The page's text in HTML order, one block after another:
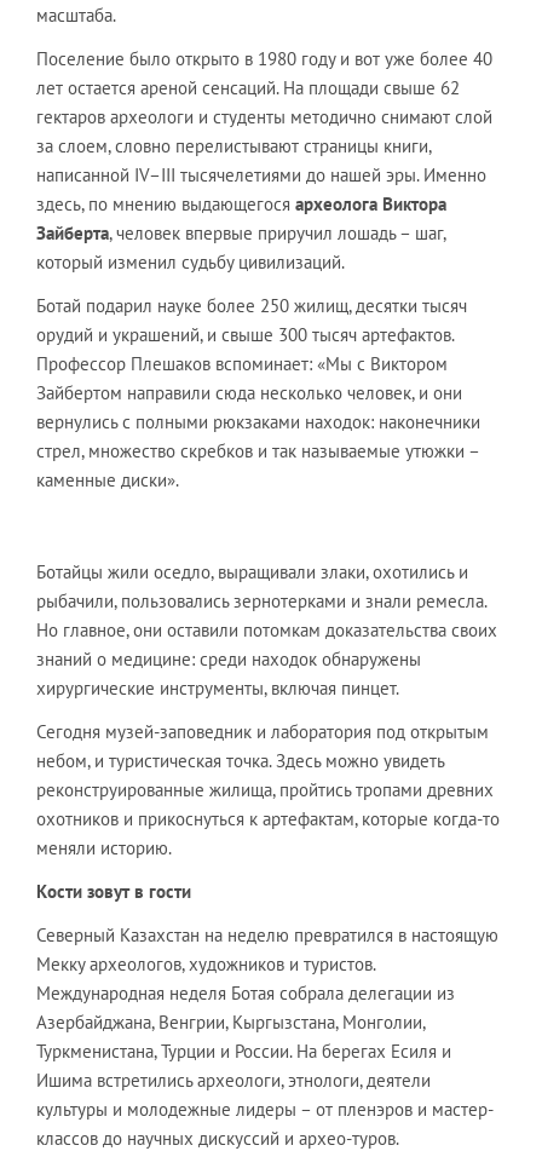
масштаба.
Поселение было открыто в 1980 году и вот уже более 40
лет остается ареной сенсаций. На площади свыше 62
гектаров археологи и студенты методично снимают слой
за слоем, словно перелистывают страницы книги,
написанной IV–III тысячелетиями до нашей эры. Именно
здесь, по мнению выдающегося археолога Виктора
Зайберта, человек впервые приручил лошадь – шаг,
который изменил судьбу цивилизаций.
Ботай подарил науке более 250 жилищ, десятки тысяч
орудий и украшений, и свыше 300 тысяч артефактов.
Профессор Плешаков вспоминает: «Мы с Виктором
Зайбертом направили сюда несколько человек, и они
вернулись с полными рюкзаками находок: наконечники
стрел, множество скребков и так называемые утюжки –
каменные диски».
Ботайцы жили оседло, выращивали злаки, охотились и
рыбачили, пользовались зернотерками и знали ремесла.
Но главное, они оставили потомкам доказательства своих
знаний о медицине: среди находок обнаружены
хирургические инструменты, включая пинцет.
Сегодня музей-заповедник и лаборатория под открытым
небом, и туристическая точка. Здесь можно увидеть
реконструированные жилища, пройтись тропами древних
охотников и прикоснуться к артефактам, которые когда-то
меняли историю.
Кости зовут в гости
Северный Казахстан на неделю превратился в настоящую
Мекку археологов, художников и туристов.
Международная неделя Ботая собрала делегации из
Азербайджана, Венгрии, Кыргызстана, Монголии,
Туркменистана, Турции и России. На берегах Есиля и
Ишима встретились археологи, этнологи, деятели
культуры и молодежные лидеры – от пленэров и мастер-
классов до научных дискуссий и архео-туров.